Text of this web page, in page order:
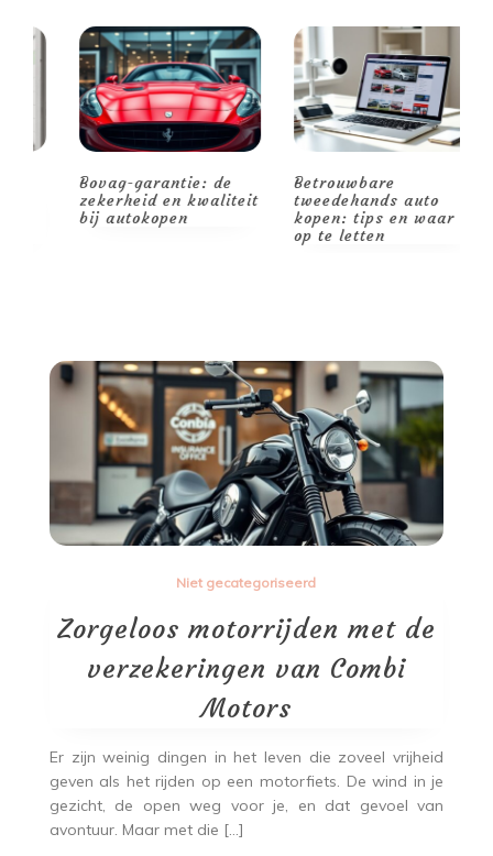
Bovag-garantie: de
zekerheid en kwaliteit
bij autokopen
Betrouwbare
tweedehands auto
kopen: tips en waar
op te letten
Niet gecategoriseerd
Zorgeloos motorrijden met de
verzekeringen van Combi
Motors
Er zijn weinig dingen in het leven die zoveel vrijheid
geven als het rijden op een motorfiets. De wind in je
gezicht, de open weg voor je, en dat gevoel van
avontuur. Maar met die […]